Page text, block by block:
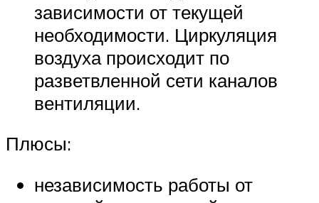
зависимости от текущей
необходимости. Циркуляция
воздуха происходит по
разветвленной сети каналов
вентиляции.
Плюсы:
независимость работы от